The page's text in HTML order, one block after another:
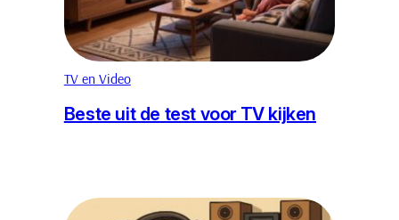
TV en Video
Beste uit de test voor TV kijken